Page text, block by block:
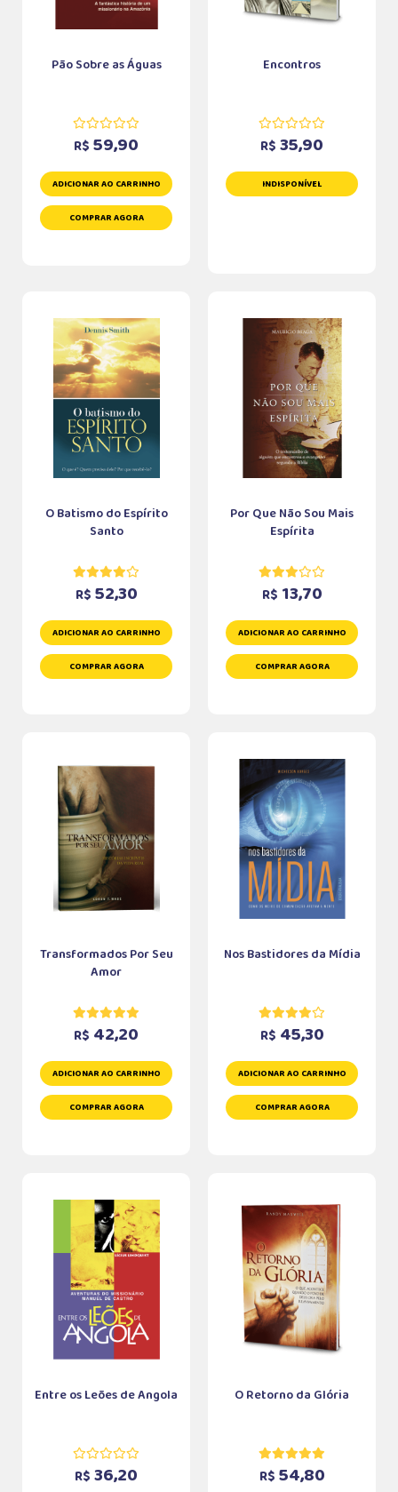
Pão Sobre as Águas
R$ 59,90
ADICIONAR AO CARRINHO
COMPRAR AGORA
Encontros
R$ 35,90
INDISPONÍVEL
O Batismo do Espírito
Santo
R$ 52,30
ADICIONAR AO CARRINHO
COMPRAR AGORA
Por Que Não Sou Mais
Espírita
R$ 13,70
ADICIONAR AO CARRINHO
COMPRAR AGORA
Transformados Por Seu
Amor
R$ 42,20
ADICIONAR AO CARRINHO
COMPRAR AGORA
Nos Bastidores da Mídia
R$ 45,30
ADICIONAR AO CARRINHO
COMPRAR AGORA
Entre os Leões de Angola
R$ 36,20
O Retorno da Glória
R$ 54,80